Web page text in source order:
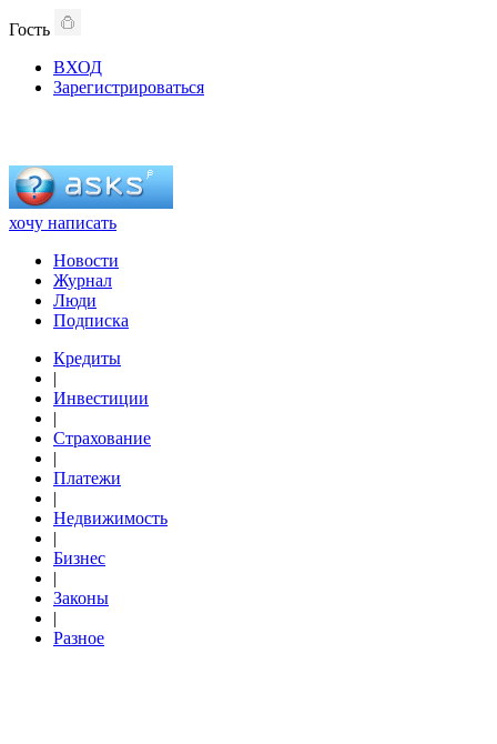
Гость
ВХОД
Зарегистрироваться
хочу написать
Новости
Журнал
Люди
Подписка
Кредиты
|
Инвестиции
|
Страхование
|
Платежи
|
Недвижимость
|
Бизнес
|
Законы
|
Разное